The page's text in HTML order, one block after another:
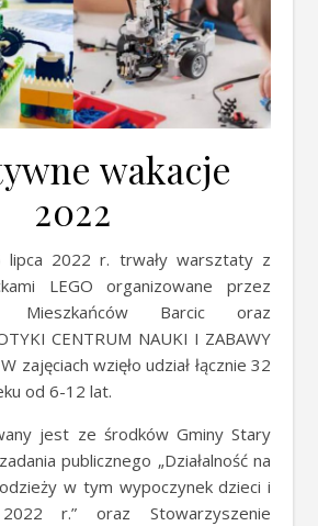
wakacje
2022
LEGO organizowane przez
Mieszkańców Barcic oraz
CENTRUM NAUKI I ZABAWY
zajęciach wzięło udział łącznie 32
od 6-12 lat.
jest ze środków Gminy Stary
publicznego „Działalność na
w tym wypoczynek dzieci i
r.” oraz Stowarzyszenie